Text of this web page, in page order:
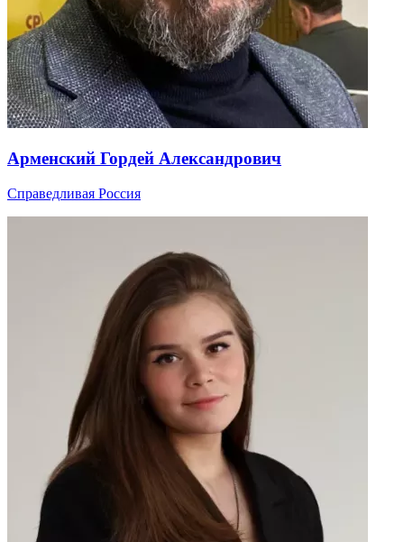
Арменский Гордей Александрович
Справедливая Россия